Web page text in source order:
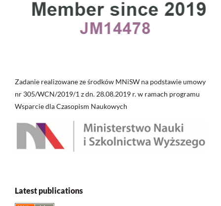
Zadanie realizowane ze środków MNiSW na podstawie umowy
nr 305/WCN/2019/1 z dn. 28.08.2019 r. w ramach programu
Wsparcie dla Czasopism Naukowych
Latest publications